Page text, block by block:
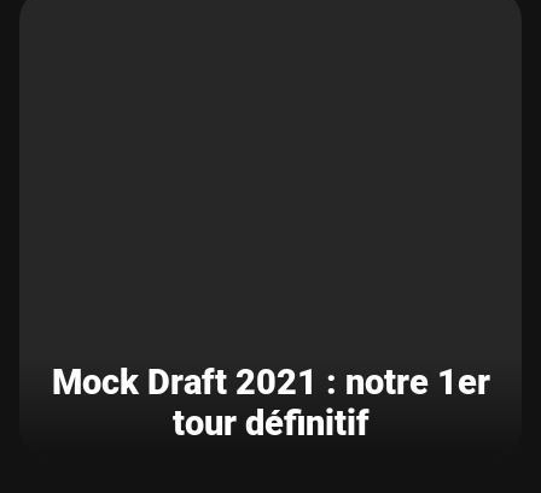
Mock Draft 2021 : notre 1er
tour définitif